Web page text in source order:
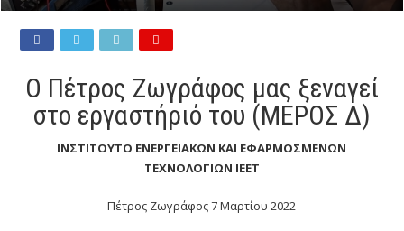
Ο Πέτρος Ζωγράφος μας ξεναγεί
στο εργαστήριό του (ΜΕΡΟΣ Δ)
ΙΝΣΤΙΤΟΥΤΟ ΕΝΕΡΓΕΙΑΚΩΝ ΚΑΙ ΕΦΑΡΜΟΣΜΕΝΩΝ
ΤΕΧΝΟΛΟΓΙΩΝ ΙΕΕΤ
Πέτρος Ζωγράφος 7 Μαρτίου 2022